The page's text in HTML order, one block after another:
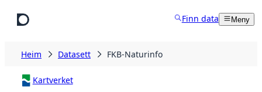
Finn data Meny
Heim Datasett FKB-Naturinfo
Kartverket